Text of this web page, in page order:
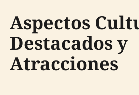
Aspectos
Destacados y
Atracciones